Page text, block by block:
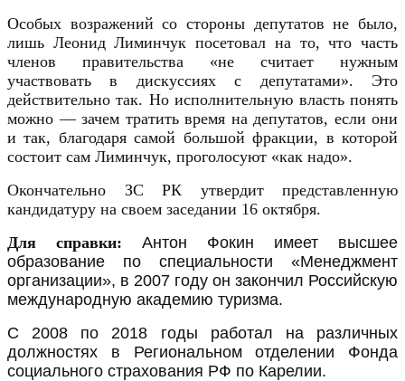
Особых возражений со стороны депутатов не было,
лишь Леонид Лиминчук посетовал на то, что часть
членов правительства «не считает нужным
участвовать в дискуссиях с депутатами». Это
действительно так. Но исполнительную власть понять
можно — зачем тратить время на депутатов, если они
и так, благодарясамой большойфракции, в которой
состоит сам Лиминчук, проголосуют «как надо».
Окончательно ЗС РК утвердит представленную
кандидатуру на своем заседании 16 октября.
Для справки: Антон Фокин имеет высшее
образование по специальности «Менеджмент
организации», в 2007 году он закончил Российскую
международную академию туризма.
С 2008 по 2018 годы работал на различных
должностях в Региональном отделении Фонда
социального страхования РФ по Карелии.